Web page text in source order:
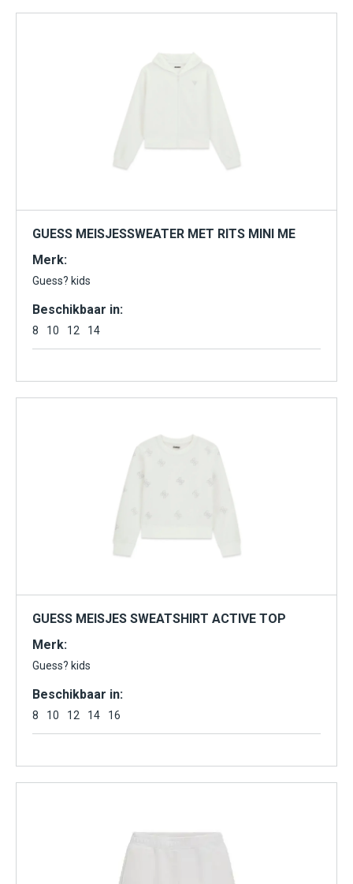
GUESS MEISJESSWEATER MET RITS MINI ME
Merk:
Guess? kids
Beschikbaar in:
8 10 12 14
GUESS MEISJES SWEATSHIRT ACTIVE TOP
Merk:
Guess? kids
Beschikbaar in:
8 10 12 14 16